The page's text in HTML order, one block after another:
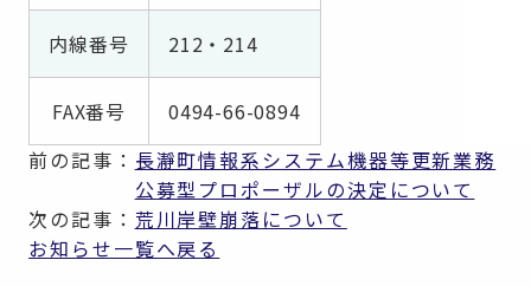
内線番号 212・214
FAX番号
0494-66-0894
前の記事： 長瀞町情報系システム機器等更新業務
公募型プロポーザルの決定について
次の記事： 荒川岸壁崩落について
お知らせ一覧へ戻る